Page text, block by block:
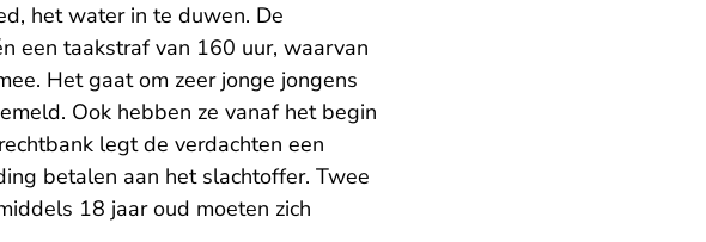
het water in te duwen. De
een taakstraf van 160 uur, waarvan
Het gaat om zeer jonge jongens
Ook hebben ze vanaf het begin
legt de verdachten een
betalen aan het slachtoffer. Twee
18 jaar oud moeten zich